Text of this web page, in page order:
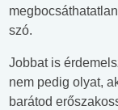
szó.
Jobbat is
nem pedig olyat,
barátod